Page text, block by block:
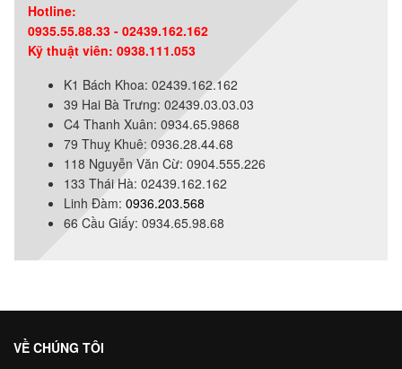
Hotline:
0935.55.88.33 - 02439.162.162
Kỹ thuật viên: 0938.111.053
K1 Bách Khoa: 02439.162.162
39 Hai Bà Trưng: 02439.03.03.03
C4 Thanh Xuân: 0934.65.9868
79 Thuỵ Khuê: 0936.28.44.68
118 Nguyễn Văn Cừ: 0904.555.226
133 Thái Hà: 02439.162.162
Linh Đàm: 0936.203.568
66 Cầu Giấy: 0934.65.98.68
VỀ CHÚNG TÔI